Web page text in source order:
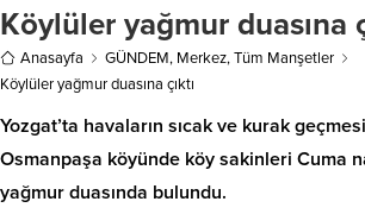
Köylüler yağmur duasına
Anasayfa GÜNDEM, Merkez,Tüm Manşetler
Köylüler yağmur duasına çıktı
Yozgat’ta havaların sıcak ve kurak
Osmanpaşa köyünde köy sakinleri Cuma
yağmur duasında bulundu.